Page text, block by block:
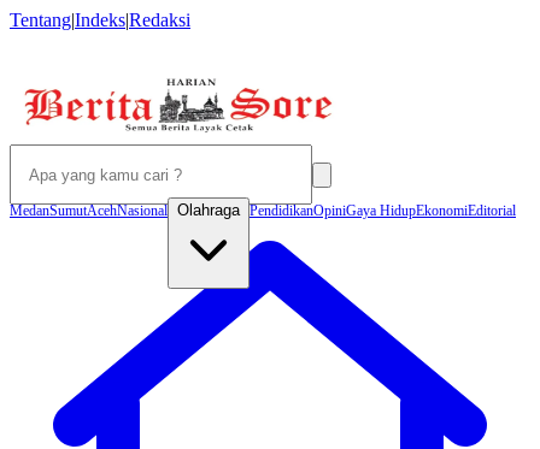
Tentang|Indeks|Redaksi
MedanSumutAcehNasional Olahraga PendidikanOpiniGaya HidupEkonomiEditorial